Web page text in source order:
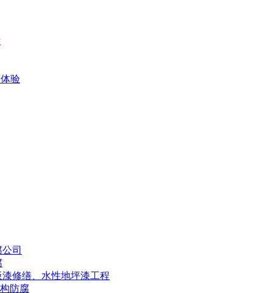
验
司
修缮、水性地坪漆工程
防腐